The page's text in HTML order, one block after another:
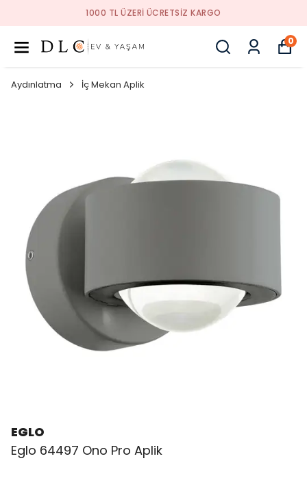
1000 TL ÜZERI ÜCRETSIZ KARGO
0
Aydınlatma İç Mekan Aplik
EGLO
Eglo 64497 Ono Pro Aplik